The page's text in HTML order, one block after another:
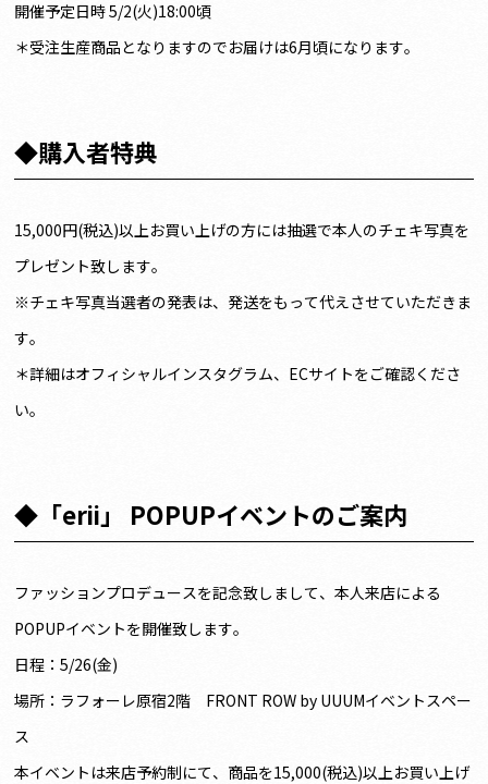
開催予定日時 5/2(火)18:00頃
＊受注生産商品となりますのでお届けは6月頃になります。
◆購入者特典
15,000円(税込)以上お買い上げの方には抽選で本人のチェキ写真を
プレゼント致します。
※チェキ写真当選者の発表は、発送をもって代えさせていただきま
す。
＊詳細はオフィシャルインスタグラム、ECサイトをご確認くださ
い。
◆「erii」 POPUPイベントのご案内
ファッションプロデュースを記念致しまして、本人来店による
POPUPイベントを開催致します。
日程：5/26(金)
場所：ラフォーレ原宿2階 FRONT ROW by UUUMイベントスペー
ス
本イベントは来店予約制にて、商品を15,000(税込)以上お買い上げ